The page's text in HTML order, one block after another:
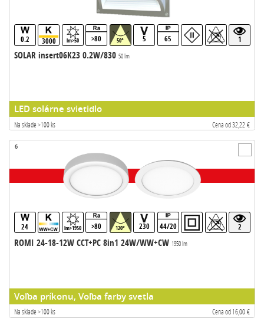
0.2 3000 lm>50 >80 50° 5 65 1
SOLAR insert06K23 0.2W/830 50 lm
LED solárne svietidlo
Na sklade >100 ks Cena od 32,22 €
6
24 lm>1950 >80 120° 230 44/20 2
ROMI 24-18-12W CCT+PC 8in1 24W/WW+CW 1950 lm
Voľba príkonu, Voľba farby svetla
Na sklade >100 ks Cena od 16,00 €